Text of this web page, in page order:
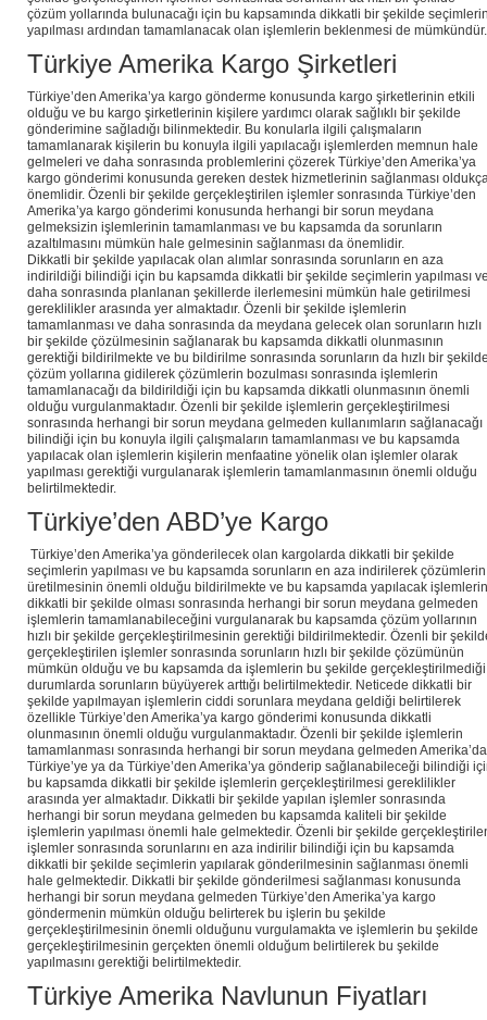
çözüm yollarında bulunacağı için bu kapsamında dikkatli bir şekilde
yapılması ardından tamamlanacak olan işlemlerin beklenmesi de mümkündür.
Türkiye Amerika Kargo Şirketleri
Türkiye’den Amerika’ya kargo gönderme konusunda kargo şirketlerinin etkili
olduğu ve bu kargo şirketlerinin kişilere yardımcı olarak sağlıklı bir şekilde
gönderimine sağladığı bilinmektedir. Bu konularla ilgili çalışmaların
tamamlanarak kişilerin bu konuyla ilgili yapılacağı işlemlerden memnun hale
gelmeleri ve daha sonrasında problemlerini çözerek Türkiye’den Amerika’ya
kargo gönderimi konusunda gereken destek hizmetlerinin sağlanması
önemlidir. Özenli bir şekilde gerçekleştirilen işlemler sonrasında Türkiye’den
Amerika’ya kargo gönderimi konusunda herhangi bir sorun meydana
gelmeksizin işlemlerinin tamamlanması ve bu kapsamda da sorunların
azaltılmasını mümkün hale gelmesinin sağlanması da önemlidir.
Dikkatli bir şekilde yapılacak olan alımlar sonrasında sorunların en aza
indirildiği bilindiği için bu kapsamda dikkatli bir şekilde seçimlerin yapılması
daha sonrasında planlanan şekillerde ilerlemesini mümkün hale getirilmesi
gereklilikler arasında yer almaktadır. Özenli bir şekilde işlemlerin
tamamlanması ve daha sonrasında da meydana gelecek olan sorunların hızlı
bir şekilde çözülmesinin sağlanarak bu kapsamda dikkatli olunmasının
gerektiği bildirilmekte ve bu bildirilme sonrasında sorunların da hızlı bir
çözüm yollarına gidilerek çözümlerin bozulması sonrasında işlemlerin
tamamlanacağı da bildirildiği için bu kapsamda dikkatli olunmasının önemli
olduğu vurgulanmaktadır. Özenli bir şekilde işlemlerin gerçekleştirilmesi
sonrasında herhangi bir sorun meydana gelmeden kullanımların sağlanacağı
bilindiği için bu konuyla ilgili çalışmaların tamamlanması ve bu kapsamda
yapılacak olan işlemlerin kişilerin menfaatine yönelik olan işlemler olarak
yapılması gerektiği vurgulanarak işlemlerin tamamlanmasının önemli olduğu
belirtilmektedir.
Türkiye’den ABD’ye Kargo
Türkiye’den Amerika’ya gönderilecek olan kargolarda dikkatli bir şekilde
seçimlerin yapılması ve bu kapsamda sorunların en aza indirilerek çözümlerin
üretilmesinin önemli olduğu bildirilmekte ve bu kapsamda yapılacak işlemlerin
dikkatli bir şekilde olması sonrasında herhangi bir sorun meydana gelmeden
işlemlerin tamamlanabileceğini vurgulanarak bu kapsamda çözüm yollarının
hızlı bir şekilde gerçekleştirilmesinin gerektiği bildirilmektedir. Özenli bir
gerçekleştirilen işlemler sonrasında sorunların hızlı bir şekilde çözümünün
mümkün olduğu ve bu kapsamda da işlemlerin bu şekilde gerçekleştirilmediği
durumlarda sorunların büyüyerek arttığı belirtilmektedir. Neticede dikkatli bir
şekilde yapılmayan işlemlerin ciddi sorunlara meydana geldiği belirtilerek
özellikle Türkiye’den Amerika’ya kargo gönderimi konusunda dikkatli
olunmasının önemli olduğu vurgulanmaktadır. Özenli bir şekilde işlemlerin
tamamlanması sonrasında herhangi bir sorun meydana gelmeden
Türkiye’ye ya da Türkiye’den Amerika’ya gönderip sağlanabileceği bilindiği
bu kapsamda dikkatli bir şekilde işlemlerin gerçekleştirilmesi gereklilikler
arasında yer almaktadır. Dikkatli bir şekilde yapılan işlemler sonrasında
herhangi bir sorun meydana gelmeden bu kapsamda kaliteli bir şekilde
işlemlerin yapılması önemli hale gelmektedir. Özenli bir şekilde
işlemler sonrasında sorunlarını en aza indirilir bilindiği için bu kapsamda
dikkatli bir şekilde seçimlerin yapılarak gönderilmesinin sağlanması önemli
hale gelmektedir. Dikkatli bir şekilde gönderilmesi sağlanması konusunda
herhangi bir sorun meydana gelmeden Türkiye’den Amerika’ya kargo
göndermenin mümkün olduğu belirterek bu işlerin bu şekilde
gerçekleştirilmesinin önemli olduğunu vurgulamakta ve işlemlerin bu şekilde
gerçekleştirilmesinin gerçekten önemli olduğum belirtilerek bu şekilde
yapılmasını gerektiği belirtilmektedir.
Türkiye Amerika Navlunun Fiyatları